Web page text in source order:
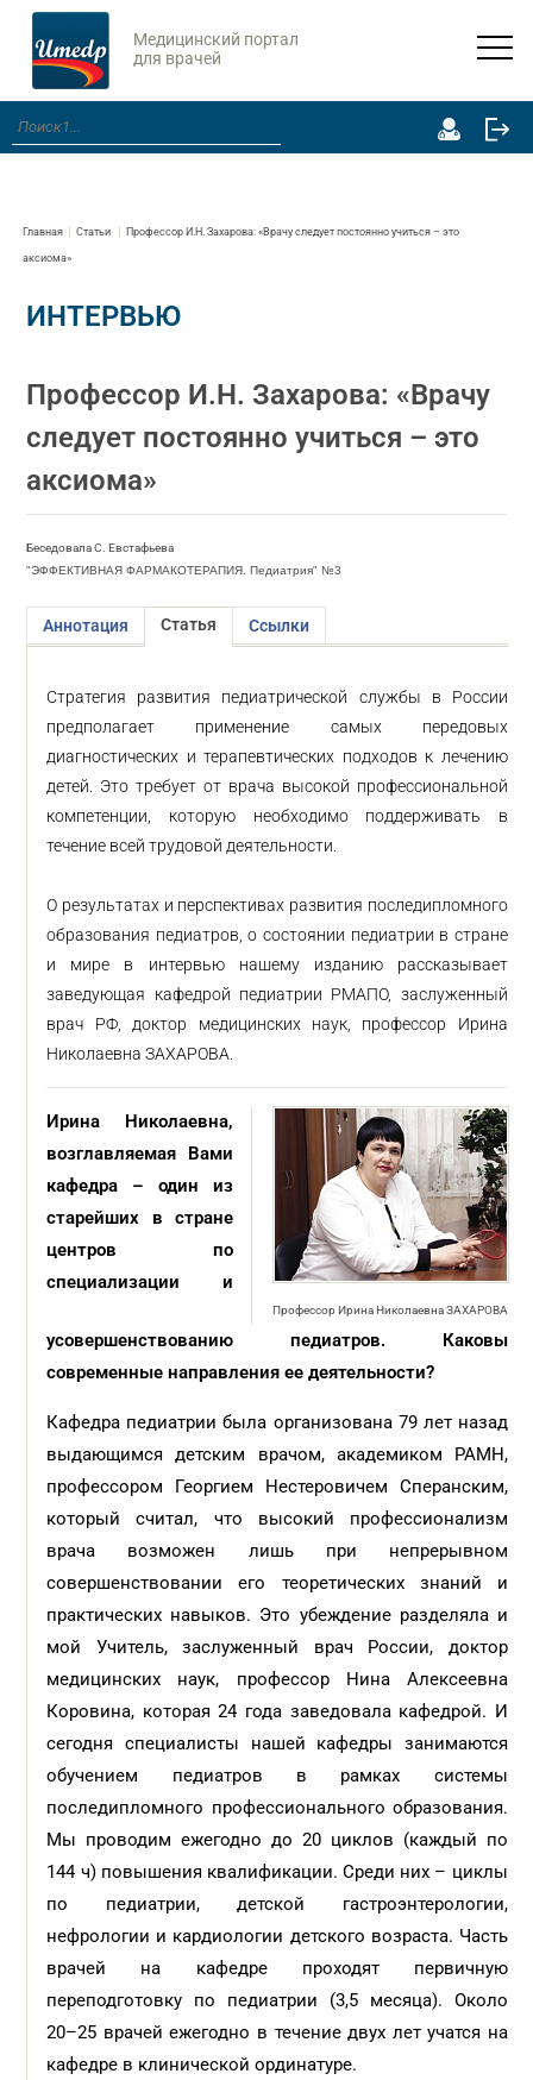
Медицинский портал
для врачей
Главная Статьи Профессор И.Н. Захарова: «Врачу следует постоянно учиться – это
аксиома»
ИНТЕРВЬЮ
Профессор И.Н. Захарова: «Врачу
следует постоянно учиться – это
аксиома»
Беседовала С. Евстафьева
"ЭФФЕКТИВНАЯ ФАРМАКОТЕРАПИЯ. Педиатрия" №3
Аннотация Статья Ссылки
Стратегия развития педиатрической службы в России
предполагает применение самых передовых
диагностических и терапевтических подходов к лечению
детей. Это требует от врача высокой профессиональной
компетенции, которую необходимо поддерживать в
течение всей трудовой деятельности.
О результатах и перспективах развития последипломного
образования педиатров, о состоянии педиатрии в стране
и мире в интервью нашему изданию рассказывает
заведующая кафедрой педиатрии РМАПО, заслуженный
врач РФ, доктор медицинских наук, профессор Ирина
Николаевна ЗАХАРОВА.
Профессор Ирина Николаевна ЗАХАРОВА
Ирина Николаевна,
возглавляемая Вами
кафедра – один из
старейших в стране
центров по
специализации и
усовершенствованию педиатров. Каковы
современные направления ее деятельности?
Кафедра педиатрии была организована 79 лет назад
выдающимся детским врачом, академиком РАМН,
профессором Георгием Нестеровичем Сперанским,
который считал, что высокий профессионализм
врача возможен лишь при непрерывном
совершенствовании его теоретических знаний и
практических навыков. Это убеждение разделяла и
мой Учитель, заслуженный врач России, доктор
медицинских наук, профессор Нина Алексеевна
Коровина, которая 24 года заведовала кафедрой. И
сегодня специалисты нашей кафедры занимаются
обучением педиатров в рамках системы
последипломного профессионального образования.
Мы проводим ежегодно до 20 циклов (каждый по
144 ч) повышения квалификации. Среди них – циклы
по педиатрии, детской гастроэнтерологии,
нефрологии и кардиологии детского возраста. Часть
врачей на кафедре проходят первичную
переподготовку по педиатрии (3,5 месяца). Около
20–25 врачей ежегодно в течение двух лет учатся на
кафедре в клинической ординатуре.